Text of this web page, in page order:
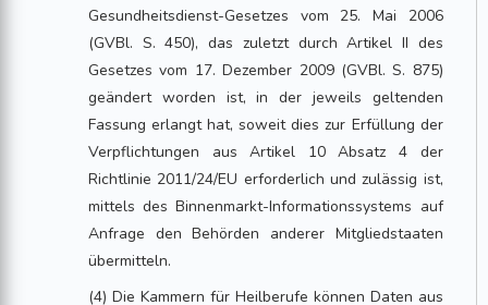
Gesundheitsdienst-Gesetzes vom 25. Mai 2006
(GVBl. S. 450), das zuletzt durch Artikel II des
Gesetzes vom 17. Dezember 2009 (GVBl. S. 875)
geändert worden ist, in der jeweils geltenden
Fassung erlangt hat, soweit dies zur Erfüllung der
Verpflichtungen aus Artikel 10 Absatz 4 der
Richtlinie 2011/24/EU erforderlich und zulässig ist,
mittels des Binnenmarkt-Informationssystems auf
Anfrage den Behörden anderer Mitgliedstaaten
übermitteln.
(4) Die Kammern für Heilberufe können Daten aus